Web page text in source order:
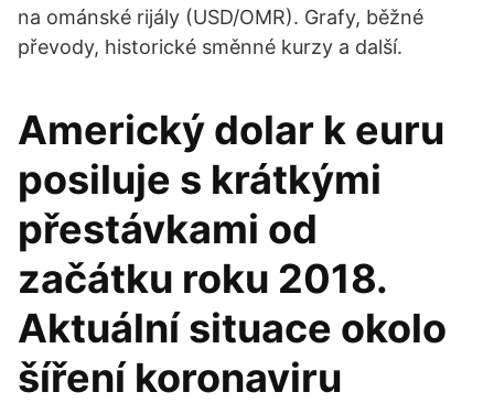
na ománské rijály (USD/OMR). Grafy, běžné
převody, historické směnné kurzy a další.
Americký dolar k euru
posiluje s krátkými
přestávkami od
začátku roku 2018.
Aktuální situace okolo
šíření koronaviru